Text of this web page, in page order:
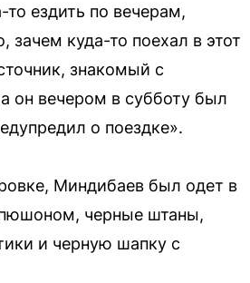
ездить по вечерам,
зачем куда-то поехал в этот
знакомый с
он вечером в субботу был
о поездке».
Миндибаев был одет в
черные штаны,
и черную шапку с